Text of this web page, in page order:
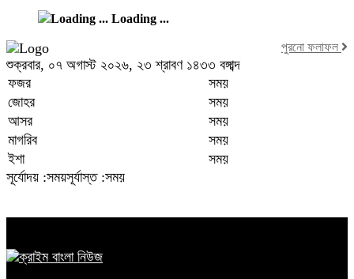
Loading ...
পুরনো ফলাফল
শুক্রবার, ০৭ অগাস্ট ২০২৬, ২৩ শ্রাবণ ১৪৩৩ বঙ্গাব্দ
ফজর
সময়
জোহর
সময়
আসর
সময়
মাগরিব
সময়
ইশা
সময়
সূর্যোদয় :সময়সূর্যাস্ত :সময়